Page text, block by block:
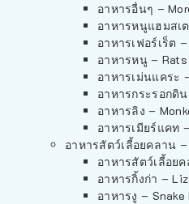
อาหารอื่นๆ –
อาหารหนูแฮมสเ
อาหารเฟอร์เร็ต
อาหารหนู – Rats
อาหารเม่นแคระ
อาหารกระรอกดิ
อาหารลิง –
อาหารเมียร์แคท
อาหารสัตว์เลี้อยคลาน
อาหารสัตว์เลี้อย
อาหารกิ้งก่า –
อาหารงู – Snake